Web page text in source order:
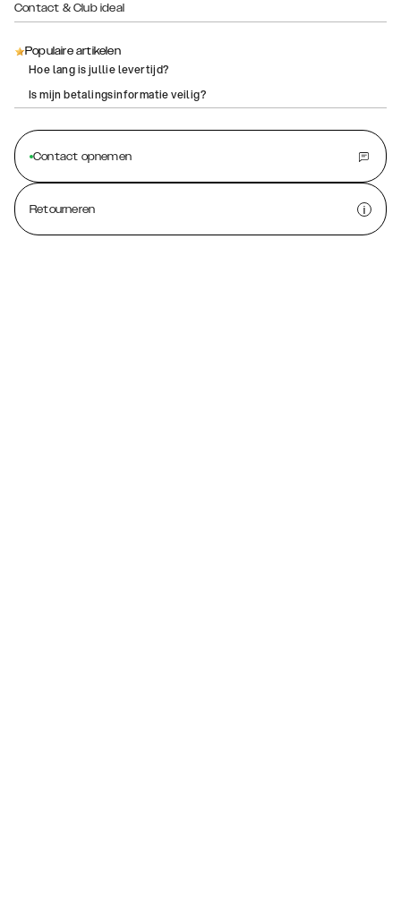
Contact & Club ideal
Populaire artikelen
Hoe lang is jullie levertijd?
Is mijn betalingsinformatie veilig?
Contact opnemen
Retourneren